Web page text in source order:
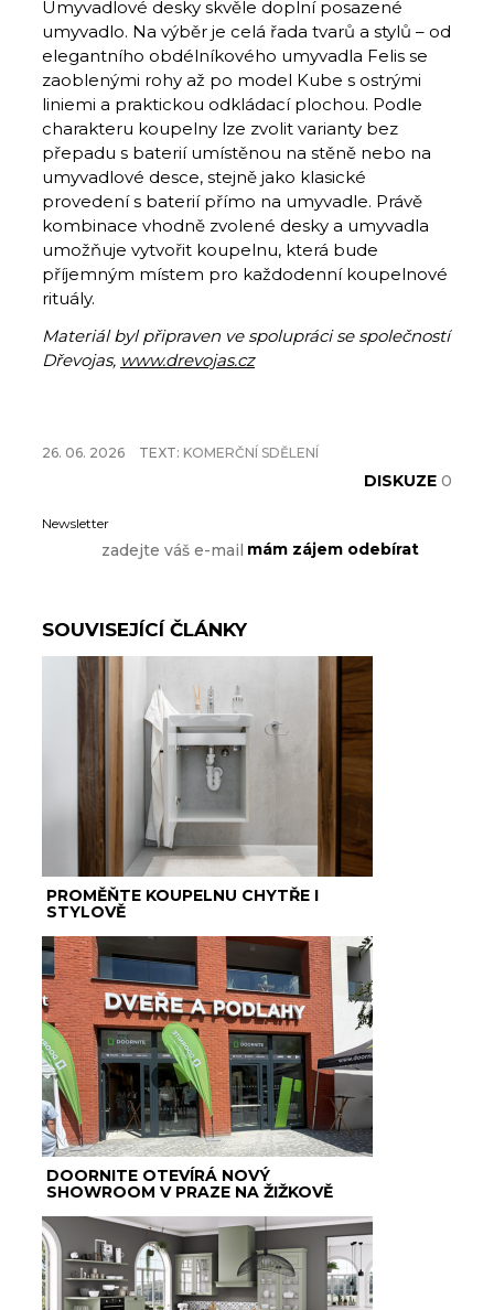
Umyvadlové desky skvěle doplní posazené
umyvadlo. Na výběr je celá řada tvarů a stylů – od
elegantního obdélníkového umyvadla Felis se
zaoblenými rohy až po model Kube s ostrými
liniemi a praktickou odkládací plochou. Podle
charakteru koupelny lze zvolit varianty bez
přepadu s baterií umístěnou na stěně nebo na
umyvadlové desce, stejně jako klasické
provedení s baterií přímo na umyvadle. Právě
kombinace vhodně zvolené desky a umyvadla
umožňuje vytvořit koupelnu, která bude
příjemným místem pro každodenní koupelnové
rituály.
Materiál byl připraven ve spolupráci se společností
Dřevojas, www.drevojas.cz
26. 06. 2026 TEXT: KOMERČNÍ SDĚLENÍ
DISKUZE 0
Newsletter
SOUVISEJÍCÍ ČLÁNKY
PROMĚŇTE KOUPELNU CHYTŘE I
STYLOVĚ
DOORNITE OTEVÍRÁ NOVÝ
SHOWROOM V PRAZE NA ŽIŽKOVĚ